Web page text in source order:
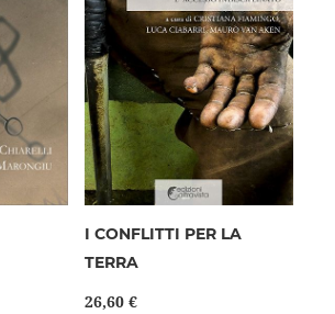
I CONFLITTI PER LA
TERRA
26,60 €